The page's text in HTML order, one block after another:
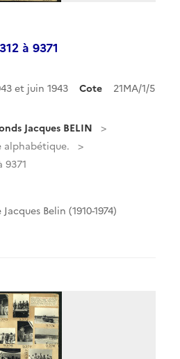
à 9371
et juin 1943 Cote
21MA/1/5
Jacques BELIN
alphabétique.
9371
Belin (1910-1974)